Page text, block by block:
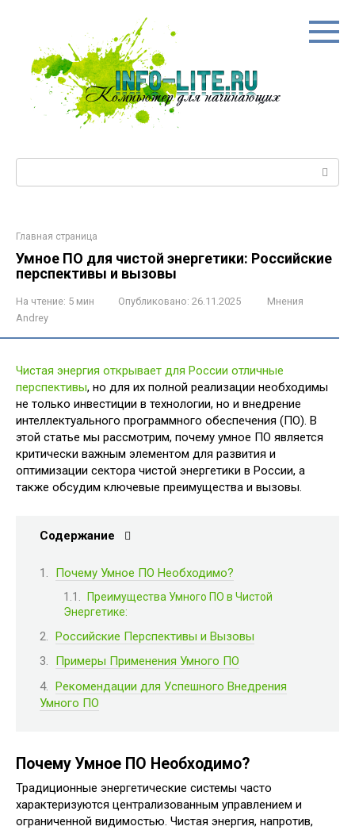
Главная страница
Умное ПО для чистой энергетики: Российские
перспективы и вызовы
На чтение: 5 мин Опубликовано: 26.11.2025
Мнения
Andrey
Чистая энергия открывает для России отличные
перспективы, но для их полной реализации необходимы
не только инвестиции в технологии, но и внедрение
интеллектуального программного обеспечения (ПО). В
этой статье мы рассмотрим, почему умное ПО является
критически важным элементом для развития и
оптимизации сектора чистой энергетики в России, а
также обсудим ключевые преимущества и вызовы.
Содержание
Почему Умное ПО Необходимо?
Преимущества Умного ПО в Чистой
Энергетике:
Российские Перспективы и Вызовы
Примеры Применения Умного ПО
Рекомендации для Успешного Внедрения
Умного ПО
Почему Умное ПО Необходимо?
Традиционные энергетические системы часто
характеризуются централизованным управлением и
ограниченной видимостью. Чистая энергия, напротив,